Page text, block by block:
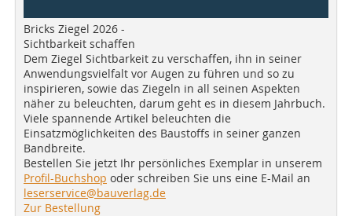
Bricks Ziegel 2026 -
Sichtbarkeit schaffen
Dem Ziegel Sichtbarkeit zu verschaffen, ihn in seiner
Anwendungsvielfalt vor Augen zu führen und so zu
inspirieren, sowie das Ziegeln in all seinen Aspekten
näher zu beleuchten, darum geht es in diesem Jahrbuch.
Viele spannende Artikel beleuchten die
Einsatzmöglichkeiten des Baustoffs in seiner ganzen
Bandbreite.
Bestellen Sie jetzt Ihr persönliches Exemplar in unserem
Profil-Buchshop oder schreiben Sie uns eine E-Mail an
leserservice@bauverlag.de
Zur Bestellung